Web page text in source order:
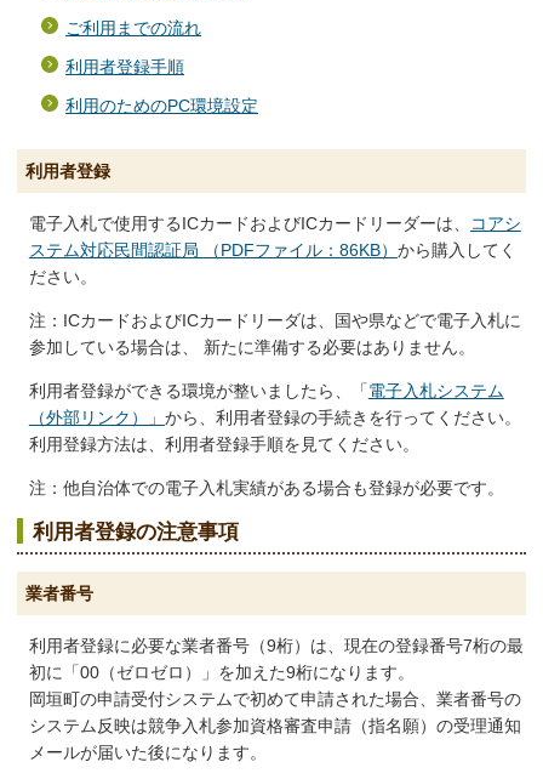
ご利用までの流れ
利用者登録手順
利用のためのPC環境設定
利用者登録
電子入札で使用するICカードおよびICカードリーダーは、
コアシ
ステム対応民間認証局 （PDFファイル：86KB） から購入してく
ださい。
注：ICカードおよびICカードリーダは、国や県などで電子入札に
参加している場合は、 新たに準備する必要はありません。
利用者登録ができる環境が整いましたら、「電子入札システム
（外部リンク）」 から、利用者登録の手続きを行ってください。
利用登録方法は、利用者登録手順を見てください。
注：他自治体での電子入札実績がある場合も登録が必要です。
利用者登録の注意事項
業者番号
利用者登録に必要な業者番号（9桁）は、現在の登録番号7桁の最
初に「00（ゼロゼロ）」を加えた9桁になります。
岡垣町の申請受付システムで初めて申請された場合、業者番号の
システム反映は競争入札参加資格審査申請（指名願）の受理通知
メールが届いた後になります。